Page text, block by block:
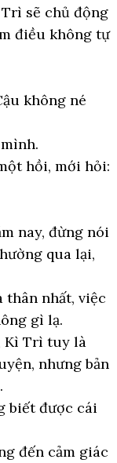
sẽ chủ động
điều không tự
không né
hồi, mới hỏi:
nay, đừng nói
qua lại,
thân nhất, việc
gì lạ.
Kì Trì tuy là
nhưng bản
biết được cái
đến cảm giác